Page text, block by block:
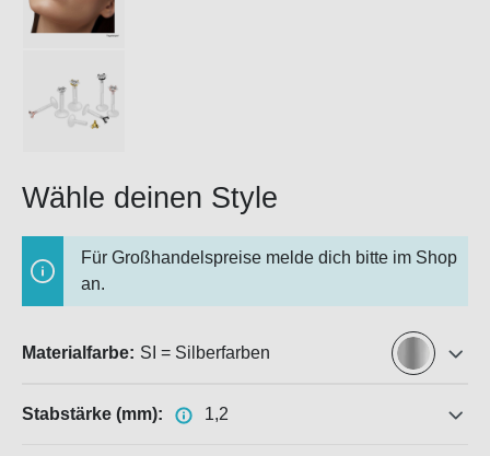
Wähle deinen Style
Für Großhandelspreise melde dich bitte im Shop
an.
Materialfarbe: SI = Silberfarben
Stabstärke (mm): 1,2